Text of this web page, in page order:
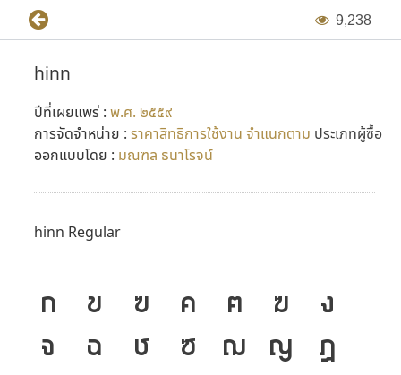
9,238
hinn
ปีที่เผยแพร่ : พ.ศ. ๒๕๕๙
การจัดจำหน่าย : ราคาสิทธิการใช้งาน จำแนกตาม ประเภทผู้ซื้อ
ออกแบบโดย : มณฑล ธนาโรจน์
hinn Regular
ก ข ฃ ค ฅ ฆ
ง
จ
ฉ ช ซ ฌ ญ
ฎ